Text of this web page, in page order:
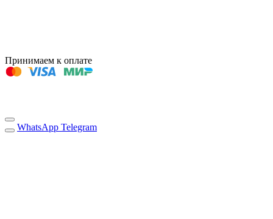
Принимаем к оплате
WhatsApp Telegram